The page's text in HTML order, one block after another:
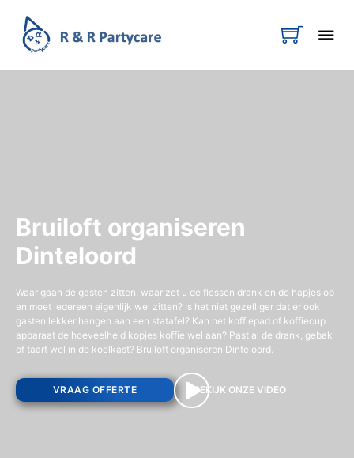
Bruiloft organiseren
Dinteloord
Waar gaan de gasten zitten, waar zet u de flessen drank en de hapjes op
en moet iedereen eigenlijk wel zitten? Is het niet gezelliger dat er ook
gasten lekker hangen aan een statafel? Kan het koffiepad of koffiecup
apparaat de hoeveelheid kopjes koffie wel aan? Past al de drank, gebak
of taart wel in de koelkast? Bruiloft organiseren Dinteloord.
VRAAG OFFERTE BEKIJK ONZE VIDEO